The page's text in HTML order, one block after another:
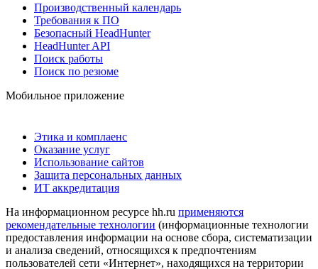
Производственный календарь
Требования к ПО
Безопасный HeadHunter
HeadHunter API
Поиск работы
Поиск по резюме
Мобильное приложение
Этика и комплаенс
Оказание услуг
Использование сайтов
Защита персональных данных
ИТ аккредитация
На информационном ресурсе hh.ru применяются
рекомендательные технологии (информационные технологии
предоставления информации на основе сбора, систематизации
и анализа сведений, относящихся к предпочтениям
пользователей сети «Интернет», находящихся на территории